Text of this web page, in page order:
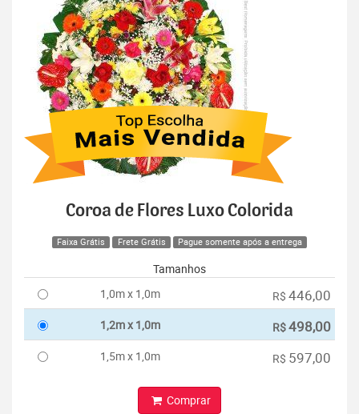
Coroa de Flores Luxo Colorida
Faixa Grátis Frete Grátis Pague somente após a entrega
Tamanhos
1,0m x 1,0m
R$ 446,00
1,2m x 1,0m R$498,00
1,5m x 1,0m R$ 597,00
Comprar